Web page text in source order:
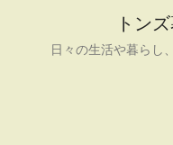
トン
日々の生活や暮らし